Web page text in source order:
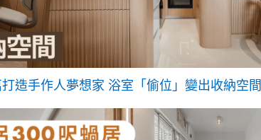
造手作人夢想家 浴室「偷位」變出收納空間